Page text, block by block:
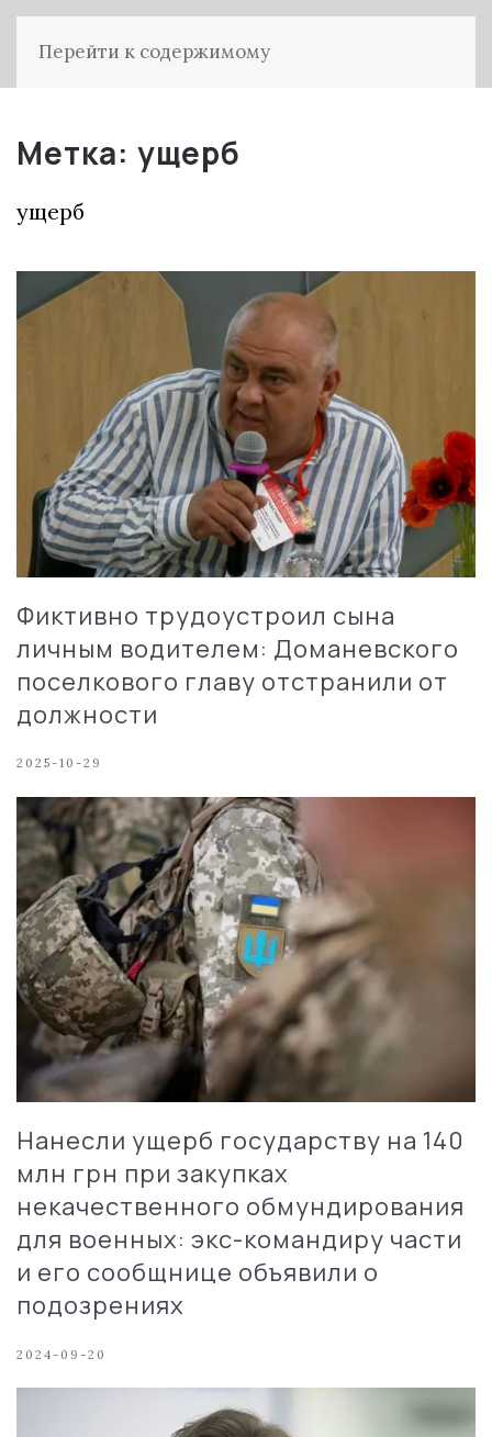
Перейти к содержимому
Метка: ущерб
ущерб
Фиктивно трудоустроил сына
личным водителем: Доманевского
поселкового главу отстранили от
должности
2025-10-29
Нанесли ущерб государству на 140
млн грн при закупках
некачественного обмундирования
для военных: экс-командиру части
и его сообщнице объявили о
подозрениях
2024-09-20